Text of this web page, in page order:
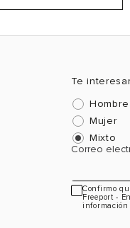
Te
Hombre
Mujer
Mixto
Correo
Confirmo
Freeport -
información